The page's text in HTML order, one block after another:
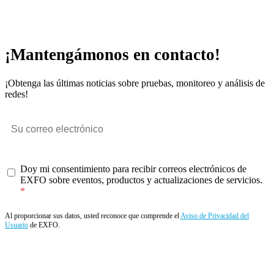
¡Mantengámonos en contacto!
¡Obtenga las últimas noticias sobre pruebas, monitoreo y análisis de
redes!
Doy mi consentimiento para recibir correos electrónicos de
EXFO sobre eventos, productos y actualizaciones de servicios.
Al proporcionar sus datos, usted reconoce que comprende elAviso de Privacidad del
Usuario de EXFO.